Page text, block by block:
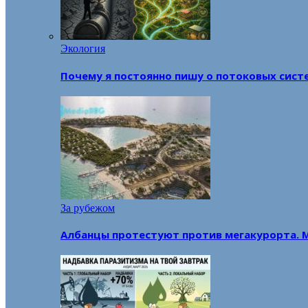
Экология
Почему я постоянно пишу о потоковых
За рубежом
Албанцы протестуют против мегакурорта.